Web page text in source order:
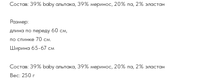
Состав: 39% baby альпака, 39% меринос, 20% па, 2% эластан
Размер:
длина по переду 60 см,
по спинке 70 см.
Ширина 65-67 см
Состав: 39% baby альпака, 39% меринос, 20% па, 2% эластан
Вес: 250 г